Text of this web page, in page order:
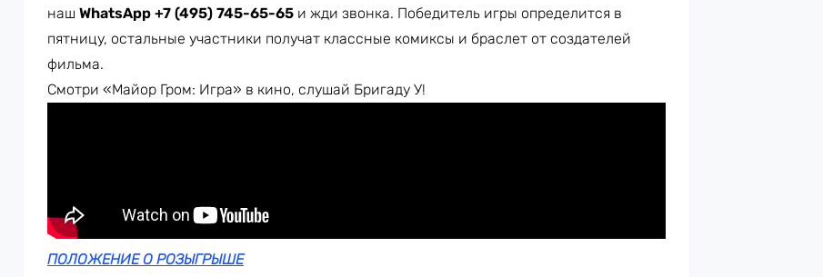
наш WhatsApp +7 (495) 745-65-65 и жди звонка. Победитель игры определится в
пятницу, остальные участники получат классные комиксы и браслет от создателей
фильма.
Смотри «Майор Гром: Игра» в кино, слушай Бригаду У!
ПОЛОЖЕНИЕ О РОЗЫГРЫШЕ